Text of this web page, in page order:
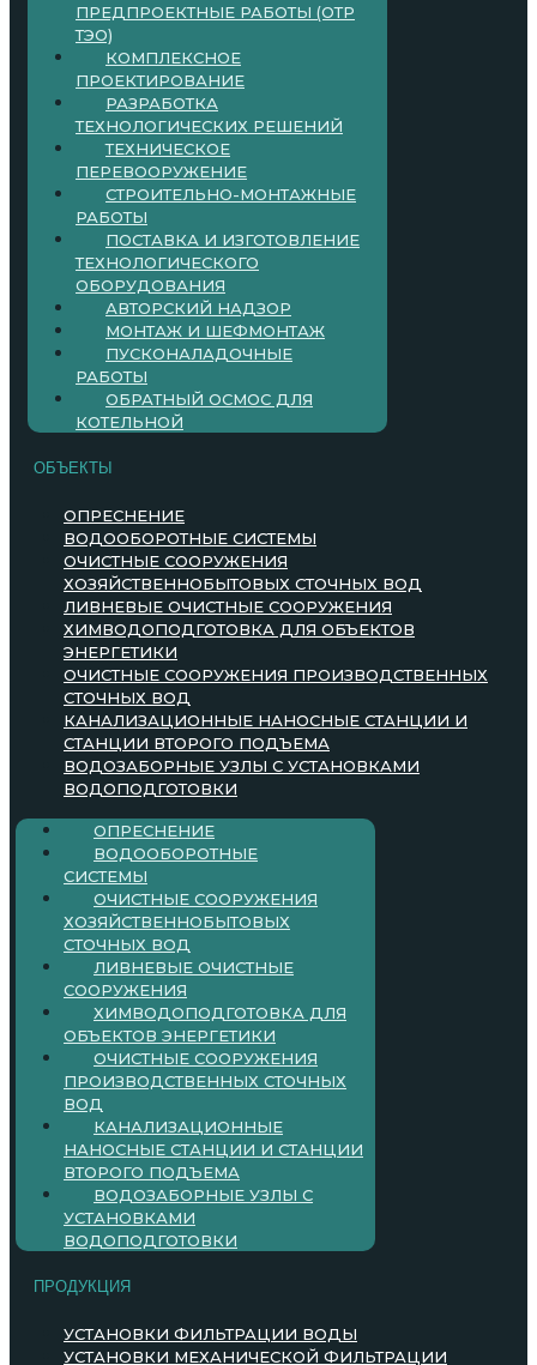
ПРЕДПРОЕКТНЫЕ РАБОТЫ (ОТР
ТЭО)
КОМПЛЕКСНОЕ
ПРОЕКТИРОВАНИЕ
РАЗРАБОТКА
ТЕХНОЛОГИЧЕСКИХ РЕШЕНИЙ
ТЕХНИЧЕСКОЕ
ПЕРЕВООРУЖЕНИЕ
СТРОИТЕЛЬНО-МОНТАЖНЫЕ
РАБОТЫ
ПОСТАВКА И ИЗГОТОВЛЕНИЕ
ТЕХНОЛОГИЧЕСКОГО
ОБОРУДОВАНИЯ
АВТОРСКИЙ НАДЗОР
МОНТАЖ И ШЕФМОНТАЖ
ПУСКОНАЛАДОЧНЫЕ
РАБОТЫ
ОБРАТНЫЙ ОСМОС ДЛЯ
КОТЕЛЬНОЙ
ОБЪЕКТЫ
ОПРЕСНЕНИЕ
ВОДООБОРОТНЫЕ СИСТЕМЫ
ОЧИСТНЫЕ СООРУЖЕНИЯ
ХОЗЯЙСТВЕННОБЫТОВЫХ СТОЧНЫХ ВОД
ЛИВНЕВЫЕ ОЧИСТНЫЕ СООРУЖЕНИЯ
ХИМВОДОПОДГОТОВКА ДЛЯ ОБЪЕКТОВ
ЭНЕРГЕТИКИ
ОЧИСТНЫЕ СООРУЖЕНИЯ ПРОИЗВОДСТВЕННЫХ
СТОЧНЫХ ВОД
КАНАЛИЗАЦИОННЫЕ НАНОСНЫЕ СТАНЦИИ И
СТАНЦИИ ВТОРОГО ПОДЪЕМА
ВОДОЗАБОРНЫЕ УЗЛЫ С УСТАНОВКАМИ
ВОДОПОДГОТОВКИ
ОПРЕСНЕНИЕ
ВОДООБОРОТНЫЕ
СИСТЕМЫ
ОЧИСТНЫЕ СООРУЖЕНИЯ
ХОЗЯЙСТВЕННОБЫТОВЫХ
СТОЧНЫХ ВОД
ЛИВНЕВЫЕ ОЧИСТНЫЕ
СООРУЖЕНИЯ
ХИМВОДОПОДГОТОВКА ДЛЯ
ОБЪЕКТОВ ЭНЕРГЕТИКИ
ОЧИСТНЫЕ СООРУЖЕНИЯ
ПРОИЗВОДСТВЕННЫХ СТОЧНЫХ
ВОД
КАНАЛИЗАЦИОННЫЕ
НАНОСНЫЕ СТАНЦИИ И СТАНЦИИ
ВТОРОГО ПОДЪЕМА
ВОДОЗАБОРНЫЕ УЗЛЫ С
УСТАНОВКАМИ
ВОДОПОДГОТОВКИ
ПРОДУКЦИЯ
УСТАНОВКИ ФИЛЬТРАЦИИ ВОДЫ
УСТАНОВКИ МЕХАНИЧЕСКОЙ ФИЛЬТРАЦИИ